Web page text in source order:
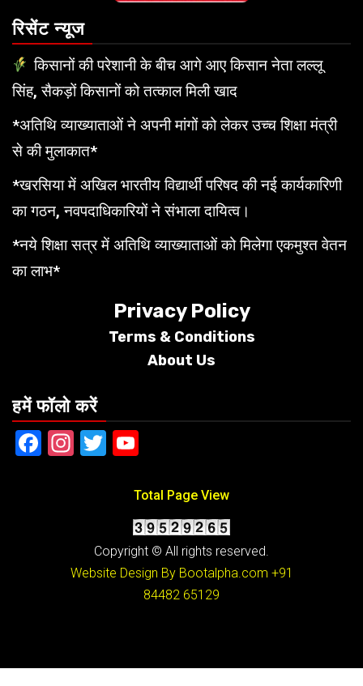
रिसेंट न्यूज
किसानों की परेशानी के बीच आगे आए किसान नेता लल्लू
सिंह, सैकड़ों किसानों को तत्काल मिली खाद
*अतिथि व्याख्याताओं ने अपनी मांगों को लेकर उच्च शिक्षा मंत्री
से की मुलाकात*
*खरसिया में अखिल भारतीय विद्यार्थी परिषद की नई कार्यकारिणी
का गठन, नवपदाधिकारियों ने संभाला दायित्व।
*नये शिक्षा सत्र में अतिथि व्याख्याताओं को मिलेगा एकमुश्त वेतन
का लाभ*
Privacy Policy
Terms & Conditions
About Us
हमें फॉलो करें
Facebook
Instagram
Twitter
Total Page View
Copyright © All rights reserved.
Website Design By Bootalpha.com +91
84482 65129